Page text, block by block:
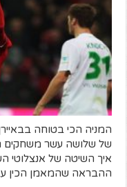
המניה הכי בטוחה
של שלושה עשר משחקים
איך השיטה של אנצלוטי
ההבראה שהמאמן הכין